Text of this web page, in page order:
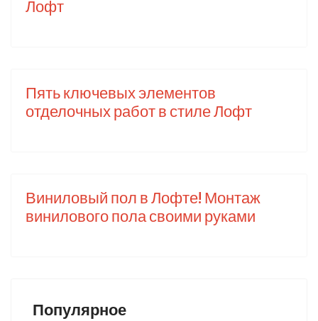
Лофт
Пять ключевых элементов
отделочных работ в стиле Лофт
Виниловый пол в Лофте! Монтаж
винилового пола своими руками
Популярное